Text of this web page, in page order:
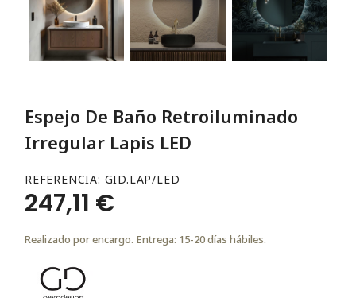
Espejo De Baño Retroiluminado
Irregular Lapis LED
REFERENCIA GID.LAP/LED
247,11 €
Realizado por encargo. Entrega: 15-20 días hábiles.